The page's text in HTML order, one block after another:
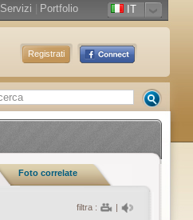
Servizi Portfolio IT
Registrati
Foto correlate
filtra : |